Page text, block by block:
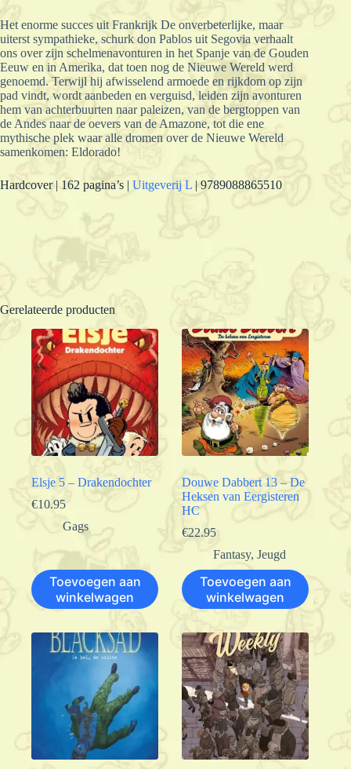
Het enorme succes uit Frankrijk De onverbeterlijke, maar
uiterst sympathieke, schurk don Pablos uit Segovia verhaalt
ons over zijn schelmenavonturen in het Spanje van de Gouden
Eeuw en in Amerika, dat toen nog de Nieuwe Wereld werd
genoemd. Terwijl hij afwisselend armoede en rijkdom op zijn
pad vindt, wordt aanbeden en verguisd, leiden zijn avonturen
hem van achterbuurten naar paleizen, van de bergtoppen van
de Andes naar de oevers van de Amazone, tot die ene
mythische plek waar alle dromen over de Nieuwe Wereld
samenkomen: Eldorado!
Hardcover | 162 pagina’s | Uitgeverij L | 9789088865510
Gerelateerde producten
Elsje 5 – Drakendochter
€10.95
Gags
Toevoegen aan
winkelwagen
Douwe Dabbert 13 – De
Heksen van Eergisteren
HC
€22.95
Fantasy,Jeugd
Toevoegen aan
winkelwagen